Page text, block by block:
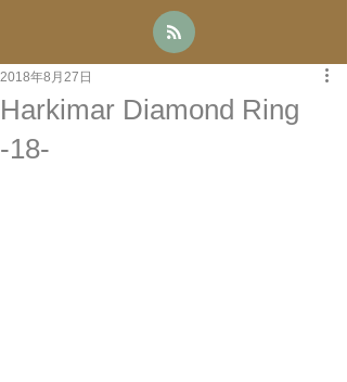
Harkimar Diamond Ring
-18-
2018年8月27日